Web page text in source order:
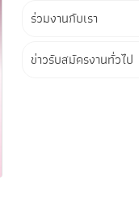
ร่วมงานกับเรา
ข่าวรับสมัครงานทั่วไป